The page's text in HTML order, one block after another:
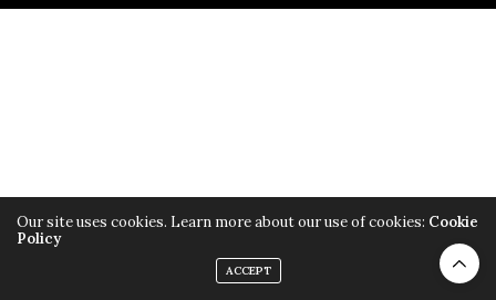
Our site uses cookies. Learn more about our use of cookies: Cookie
Policy
ACCEPT